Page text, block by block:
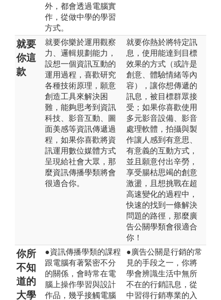
外，都會透過電腦實
作，從做中學的學習
方式。
就要
你這
款
就要你樂於運用觀察
力、邏輯規劃能力，
設想一個資訊互動的
運用過程，喜歡研究
各種技術原理，願意
創造工具來解決困
難，能夠思考到資訊
科技、影音互動、圖
面美感等資訊傳遞過
程，如果你喜歡將資
訊運用數位媒體方式
呈現給社會大眾，那
麼資訊傳播學類將會
很適合你。
就要你熱於將特定訊
息，使用能達到目標
效果的方式（或許是
創意、體驗情緒等內
容），讓你想傳遞的
訊息，被目標群眾接
受；如果你喜歡使用
多元影音設備、影音
處理軟體，拍攝與製
作讓人感到有意思、
有意義的互動方式，
並且願意付出辛勞，
享受腸枯思竭的創意
激盪，且想挑戰在超
高速變化的過程中，
快速的找到一條解決
問題的路徑，那麼廣
告公關學類會很適合
你！
你所
不知
道的
大學
●資訊傳播學類的課程
跟電腦有著緊密不分
的關係，會時常在電
腦上操作學習與設計
作品，幾乎接觸電腦
●廣告公關是行銷的常
見的手段之一，你將
學會辨識生活中無所
不在的行銷訊息，從
中習得行銷專業的入